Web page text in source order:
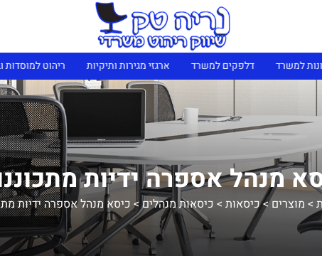
למשרד דלפקים למשרד ארגזי מגירות ותיקיות ריהוט למוסדות
מנהל אספרה ידיות
> מוצרים>כיסאות > כיסאות מנהלים> כיסא מנהל אספרה ידיות